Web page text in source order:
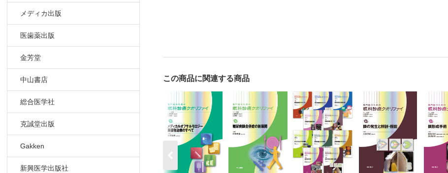
メディカ出版
医歯薬出版
金芳堂
中山書店
総合医学社
克誠堂出版
Gakken
新興医学出版社
緑内障性眼障害のとらえ方と進行評価の注意点 （木内良明）
乳頭，網膜神経線維層所見による進行評価 （富所敦男）
視野所見による進行評価 （朝岡 亮）
CQ 緑内障進行の危険因子として何に注意しておけばよいでしょうか （新田耕治）
CQ 症状進行評価が疑わしいときの追加検査について教えてください （福地健郎）
文献
索引
この商品に関連する商品